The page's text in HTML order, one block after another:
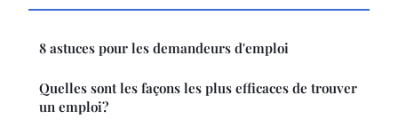
8 astuces pour les demandeurs d'emploi
Quelles sont les façons les plus efficaces de trouver
un emploi?